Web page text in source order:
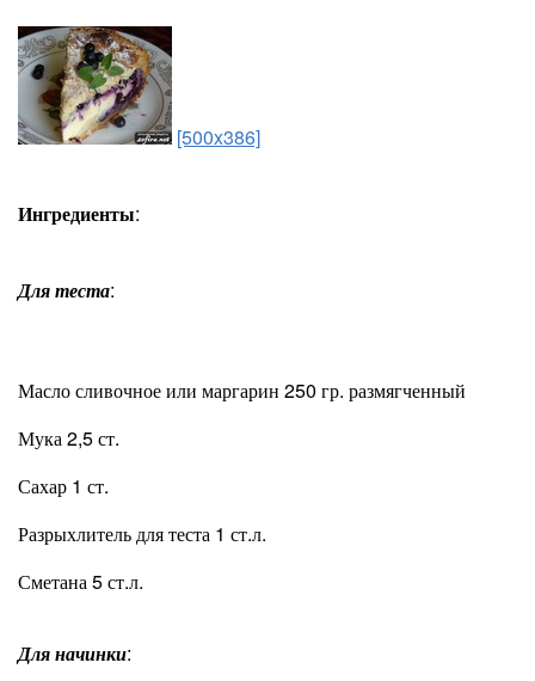
[500x386]
Ингредиенты:
Для теста:
Масло сливочное или маргарин 250 гр. размягченный
Мука 2,5 ст.
Сахар 1 ст.
Разрыхлитель для теста 1 ст.л.
Сметана 5 ст.л.
Для начинки: